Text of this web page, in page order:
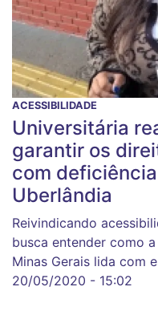
ACESSIBILIDADE
Universitária
garantir os
com
Uberlândia
Reivindicando
busca entender como
Minas Gerais lida com
20/05/2020 - 15:02